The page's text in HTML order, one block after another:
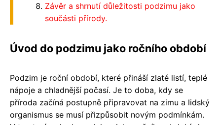
Závěr a shrnutí důležitosti podzimu jako
součásti přírody.
Úvod do podzimu jako ročního období
Podzim je roční období, které přináší zlaté listí, teplé
nápoje a chladnější počasí. Je to doba, kdy se
příroda začíná postupně připravovat na zimu a lidský
organismus se musí přizpůsobit novým podmínkám.